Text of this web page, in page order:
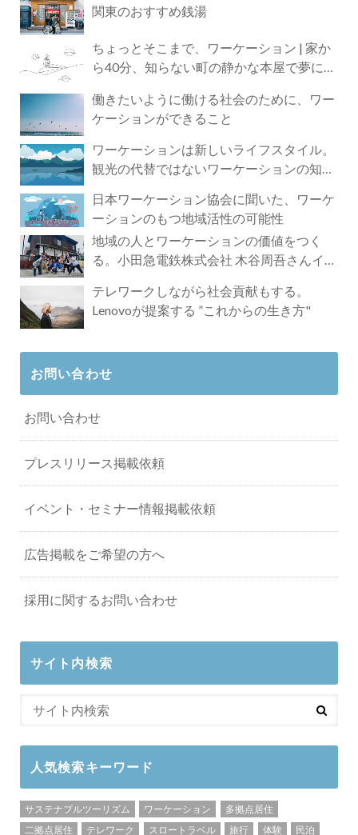
関東のおすすめ銭湯
ちょっとそこまで、ワーケーション | 家か
ら40分、知らない町の静かな本屋で夢に近
働きたいように働ける社会のために、ワー
ケーションができること
ワーケーションは新しいライフスタイル。
観光の代替ではないワーケーションの知ら
日本ワーケーション協会に聞いた、ワーケ
ーションのもつ地域活性の可能性
地域の人とワーケーションの価値をつく
る。小田急電鉄株式会社 木谷周吾さんイン
テレワークしながら社会貢献もする。
Lenovoが提案する ”これからの生き方"
お問い合わせ
お問い合わせ
プレスリリース掲載依頼
イベント・セミナー情報掲載依頼
広告掲載をご希望の方へ
採用に関するお問い合わせ
サイト内検索
人気検索キーワード
サステナブルツーリズム ワーケーション
多拠点居住
二拠点居住
テレワーク スロートラベル 旅行 体験
民泊